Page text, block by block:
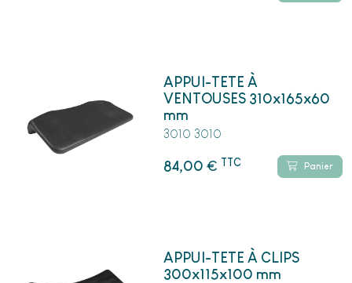
APPUI-TETE À
VENTOUSES 310x165x60
mm
3010 3010
84,00€ TTC Panier
APPUI-TETE À CLIPS
300x115x100 mm